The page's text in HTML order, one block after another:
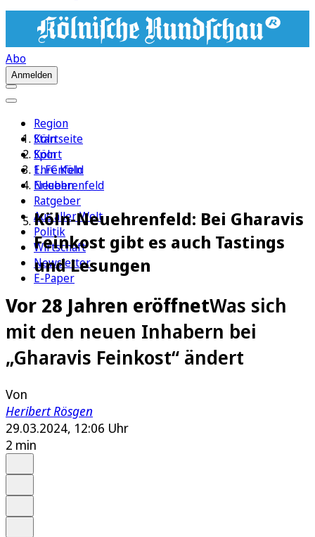
Abo
Anmelden
Region
Köln
Sport
1. FC Köln
Erleben
Ratgeber
Aus aller Welt
Politik
Wirtschaft
Newsletter
E-Paper
Startseite
Köln
Ehrenfeld
Neuehrenfeld
Köln-Neuehrenfeld: Bei Gharavis
Feinkost gibt es auch Tastings
und Lesungen
Vor 28 Jahren eröffnetWas sich
mit den neuen Inhabern bei
„Gharavis Feinkost“ ändert
Von
Heribert Rösgen
29.03.2024, 12:06 Uhr
2 min